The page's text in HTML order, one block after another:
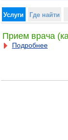
Услуги Где найти
Прием врача
Подробнее